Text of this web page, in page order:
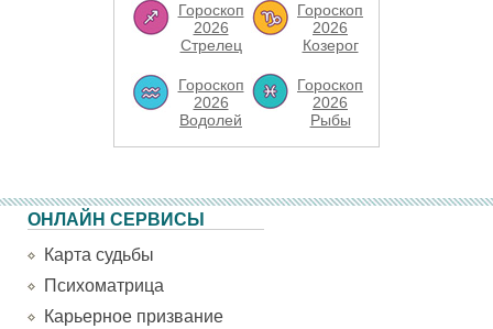
Гороскоп
2026
Стрелец
Гороскоп
2026
Козерог
Гороскоп
2026
Водолей
Гороскоп
2026
Рыбы
ОНЛАЙН СЕРВИСЫ
Карта судьбы
Психоматрица
Карьерное призвание